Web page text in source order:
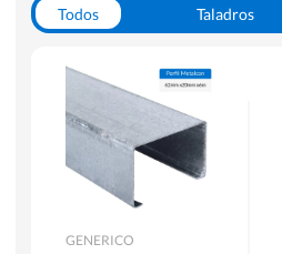
Todos Taladros
Herramientas Manuales
GENERICO